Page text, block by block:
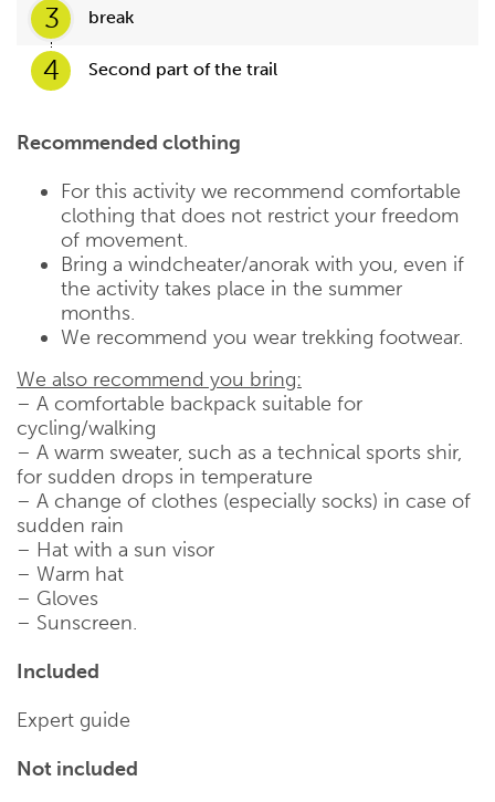
3 break
4 Second part of the trail
Recommended clothing
For this activity we recommend comfortable
clothing that does not restrict your freedom
of movement.
Bring a windcheater/anorak with you, even if
the activity takes place in the summer
months.
We recommend you wear trekking footwear.
We also recommend you bring:
– A comfortable backpack suitable for
cycling/walking
– A warm sweater, such as a technical sports shir,
for sudden drops in temperature
– A change of clothes (especially socks) in case of
sudden rain
– Hat with a sun visor
– Warm hat
– Gloves
– Sunscreen.
Included
Expert guide
Not included